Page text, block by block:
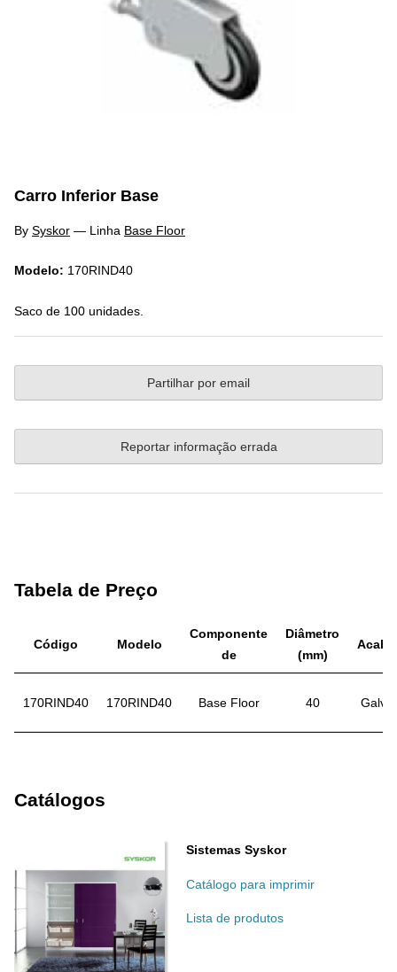
Carro Inferior Base
By Syskor — Linha Base Floor
Modelo: 170RIND40
Saco de 100 unidades.
Partilhar por email
Reportar informação errada
Tabela de Preço
Código Modelo
Componente
de
Diâmetro
(mm)
170RIND40 170RIND40 Base Floor 40
Catálogos
Sistemas Syskor
Catálogo para imprimir
Lista de produtos